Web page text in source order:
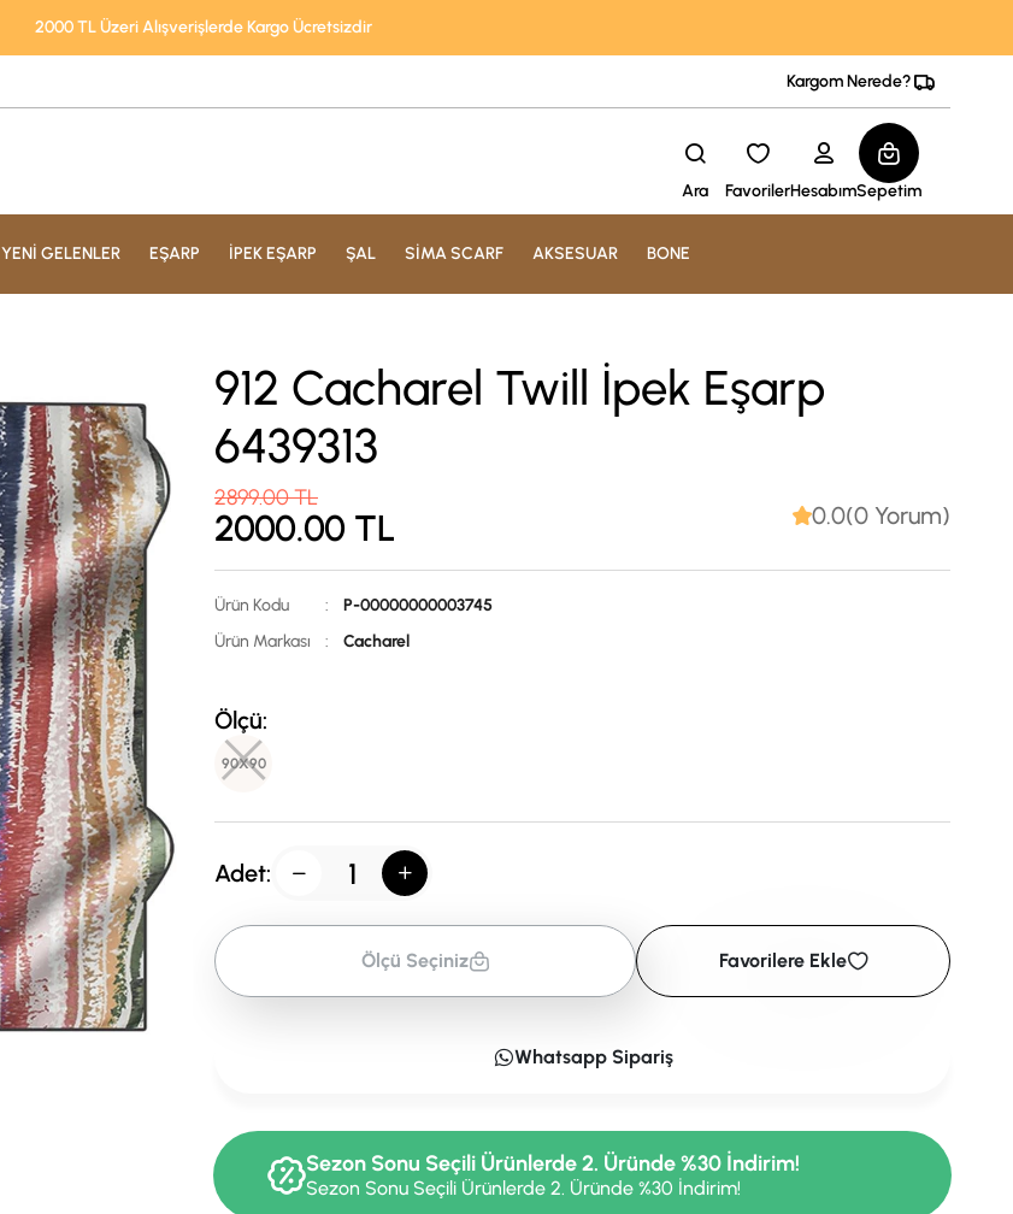
2000 TL Üzeri Alışverişlerde Kargo Ücretsizdir
Kargom Nerede?
Ara FavorilerHesabımSepetim
YENİ GELENLER EŞARP İPEK EŞARP ŞAL SİMA SCARF AKSESUAR BONE
912 Cacharel Twill İpek Eşarp
6439313
2899.00TL
2000.00 TL 0.0(0 Yorum)
Ürün Kodu :
P-00000000003745
Ürün Markası
: Cacharel
Ölçü:
90X90
Adet:
Ölçü Seçiniz Favorilere Ekle
Whatsapp Sipariş
Sezon Sonu Seçili Ürünlerde 2. Üründe %30 İndirim!
Sezon Sonu Seçili Ürünlerde 2. Üründe %30 İndirim!